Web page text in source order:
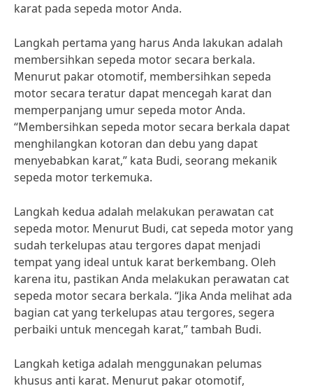
karat pada sepeda motor Anda.
Langkah pertama yang harus Anda lakukan adalah
membersihkan sepeda motor secara berkala.
Menurut pakar otomotif, membersihkan sepeda
motor secara teratur dapat mencegah karat dan
memperpanjang umur sepeda motor Anda.
“Membersihkan sepeda motor secara berkala dapat
menghilangkan kotoran dan debu yang dapat
menyebabkan karat,” kata Budi, seorang mekanik
sepeda motor terkemuka.
Langkah kedua adalah melakukan perawatan cat
sepeda motor. Menurut Budi, cat sepeda motor yang
sudah terkelupas atau tergores dapat menjadi
tempat yang ideal untuk karat berkembang. Oleh
karena itu, pastikan Anda melakukan perawatan cat
sepeda motor secara berkala. “Jika Anda melihat ada
bagian cat yang terkelupas atau tergores, segera
perbaiki untuk mencegah karat,” tambah Budi.
Langkah ketiga adalah menggunakan pelumas
khusus anti karat. Menurut pakar otomotif,